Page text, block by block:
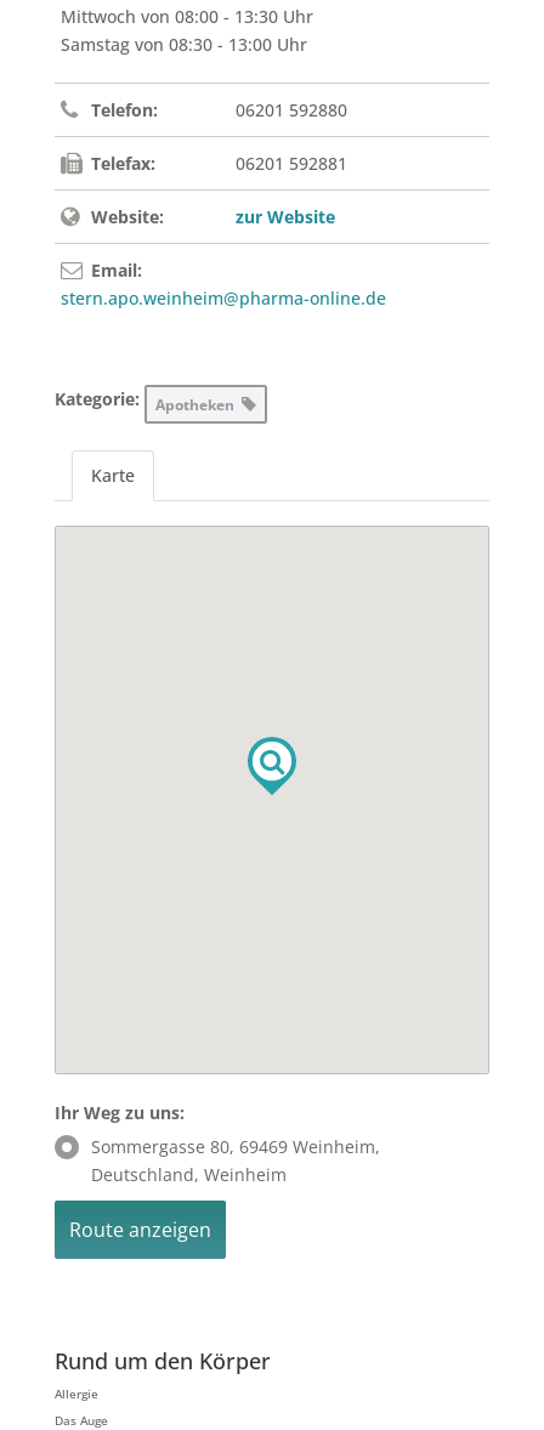
Mittwoch von 08:00 - 13:30 Uhr
Samstag von 08:30 - 13:00 Uhr
Telefon: 06201 592880
Telefax: 06201 592881
Website: zur Website
Email:
stern.apo.weinheim@pharma-online.de
Kategorie: Apotheken
Karte
Ihr Weg zu uns:
Sommergasse 80, 69469 Weinheim,
Deutschland, Weinheim
Rund um den Körper
Allergie
Das Auge